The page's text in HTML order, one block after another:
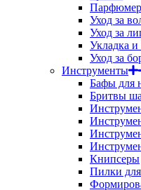
Уход за
Уход за
Укладка
Уход за
Инструменты
Бафы для
Бритвы
Книпсеры
Пилки